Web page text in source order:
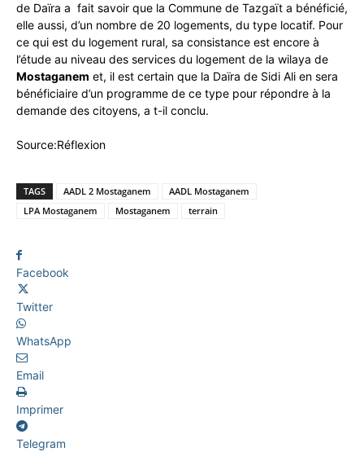
de Daïra a fait savoir que la Commune de Tazgaït a bénéficié,
elle aussi, d’un nombre de 20 logements, du type locatif. Pour
ce qui est du logement rural, sa consistance est encore à
l’étude au niveau des services du logement de la wilaya de
Mostaganem et, il est certain que la Daïra de Sidi Ali en sera
bénéficiaire d’un programme de ce type pour répondre à la
demande des citoyens, a t-il conclu.
Source:Réflexion
TAGS AADL 2 Mostaganem
AADL Mostaganem
LPA Mostaganem
Mostaganem terrain
Facebook
Twitter
WhatsApp
Email
Imprimer
Telegram